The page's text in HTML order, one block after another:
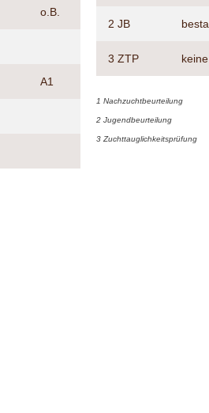
o.B.
A1
2 JB
3 ZTP
1 Nachzuchtbeurteilung
2 Jugendbeurteilung
3 Zuchttauglichkeitsprüfung